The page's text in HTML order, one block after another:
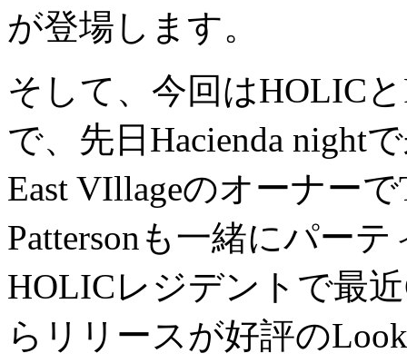
が登場します。
そして、今回はHOLIC
で、先日Hacienda night
East VIllageのオーナー
Pattersonも一緒にパー
HOLICレジデントで最近
らリリースが好評の